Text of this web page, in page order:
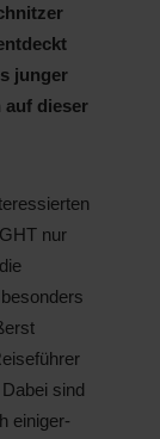
junger
auf dieser
nur
sind
einiger­